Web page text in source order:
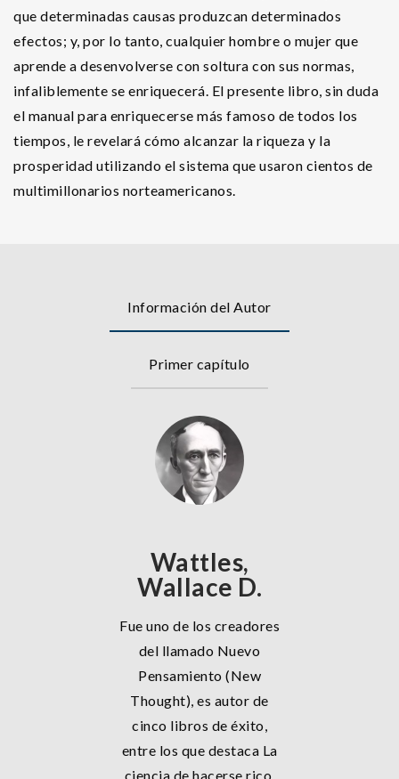
que determinadas causas produzcan determinados
efectos; y, por lo tanto, cualquier hombre o mujer que
aprende a desenvolverse con soltura con sus normas,
infaliblemente se enriquecerá. El presente libro, sin duda
el manual para enriquecerse más famoso de todos los
tiempos, le revelará cómo alcanzar la riqueza y la
prosperidad utilizando el sistema que usaron cientos de
multimillonarios norteamericanos.
Información del Autor
Primer capítulo
Wattles,
Wallace D.
Fue uno de los creadores
del llamado Nuevo
Pensamiento (New
Thought), es autor de
cinco libros de éxito,
entre los que destaca La
ciencia de hacerse rico.